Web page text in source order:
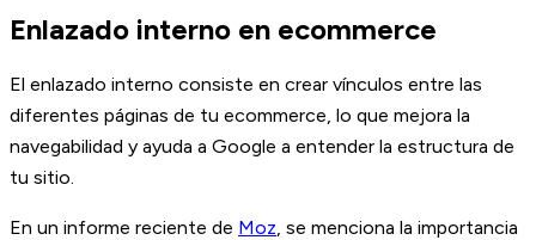
Enlazado interno en ecommerce
El enlazado interno consiste en crear vínculos entre las
diferentes páginas de tu ecommerce, lo que mejora la
navegabilidad y ayuda a Google a entender la estructura de
tu sitio.
En un informe reciente de Moz, se menciona la importancia